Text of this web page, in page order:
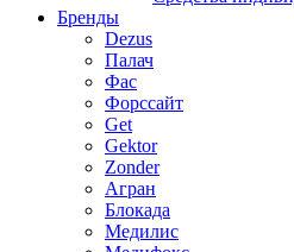
Бренды
Dezus
Палач
Фас
Форcсайт
Get
Gektor
Zonder
Агран
Блокада
Медилис